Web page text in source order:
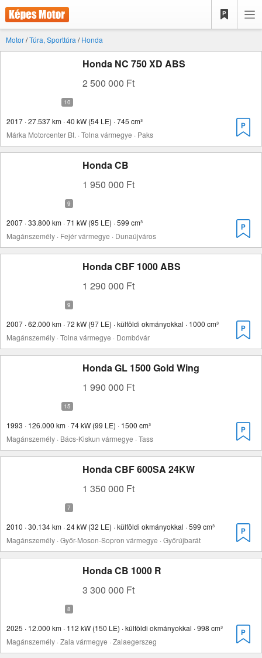
Motor/Túra, Sporttúra /Honda
Honda NC 750 XD ABS
2 500 000 Ft
2017 · 27.537 km · 40 kW (54 LE) · 745 cm³
Márka Motorcenter Bt. · Tolna vármegye · Paks
Honda CB
1 950 000 Ft
2007 · 33.800 km · 71 kW (95 LE) · 599 cm³
Magánszemély · Fejér vármegye · Dunaújváros
Honda CBF 1000 ABS
1 290 000 Ft
2007 · 62.000 km · 72 kW (97 LE) · külföldi okmányokkal · 1000 cm³
Magánszemély · Tolna vármegye · Dombóvár
Honda GL 1500 Gold Wing
1 990 000 Ft
1993 · 126.000 km · 74 kW (99 LE) · 1500 cm³
Magánszemély · Bács-Kiskun vármegye · Tass
Honda CBF 600SA 24KW
1 350 000 Ft
2010 · 30.134 km · 24 kW (32 LE) · külföldi okmányokkal · 599 cm³
Magánszemély · Győr-Moson-Sopron vármegye · Győrújbarát
Honda CB 1000 R
3 300 000 Ft
2025 · 12.000 km · 112 kW (150 LE) · külföldi okmányokkal · 998 cm³
Magánszemély · Zala vármegye · Zalaegerszeg